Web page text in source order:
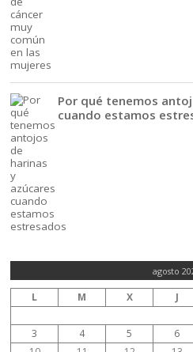
Por qué tenemos
cuando estamos
agosto
L M X J
3
4 5 6